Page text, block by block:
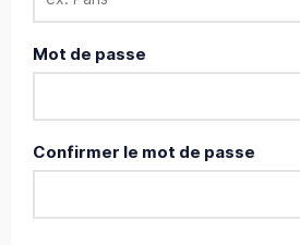
Mot de passe
Confirmer le mot de passe